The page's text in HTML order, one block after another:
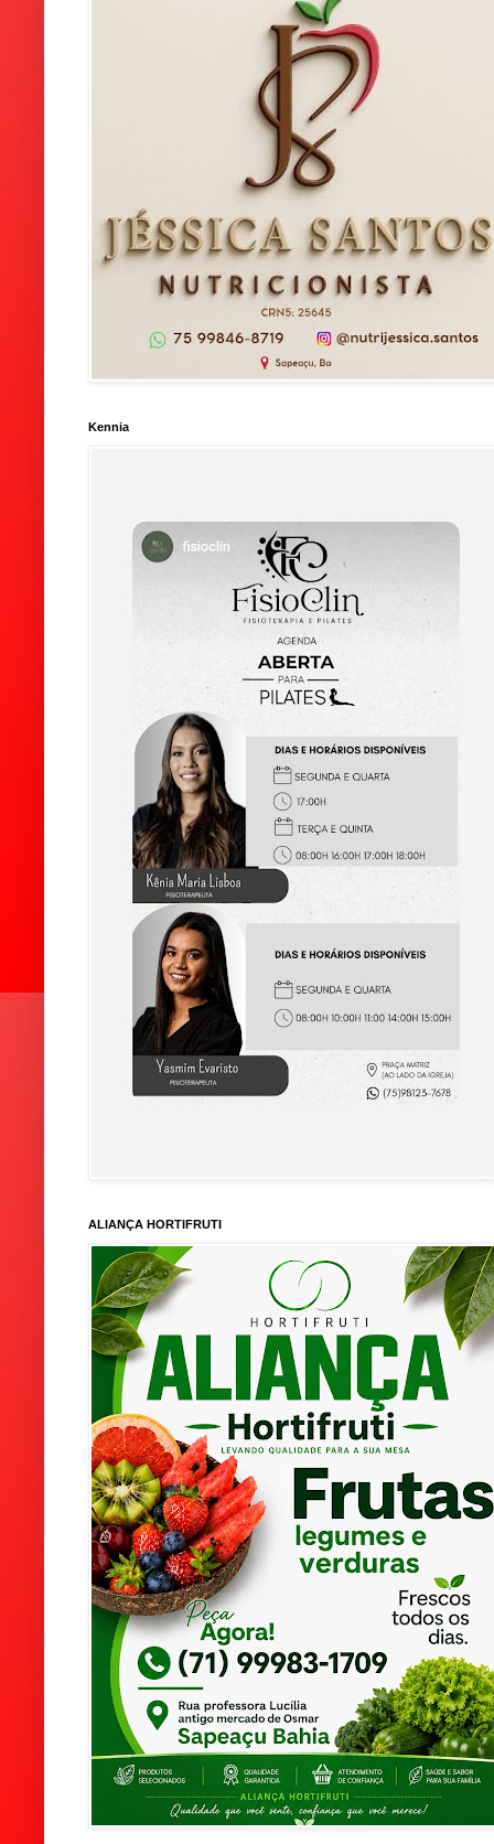
Kennia
ALIANÇA HORTIFRUTI